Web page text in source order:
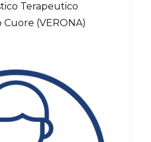
Terapeutico
(VERONA)